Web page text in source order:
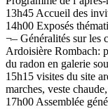
13h45 Accueil des
14h00 Exposés
¬– Généralités sur les
Ardoisière Rombach:
du radon en galerie
15h15 visites du site
marches, veste
17h00 Assemblée